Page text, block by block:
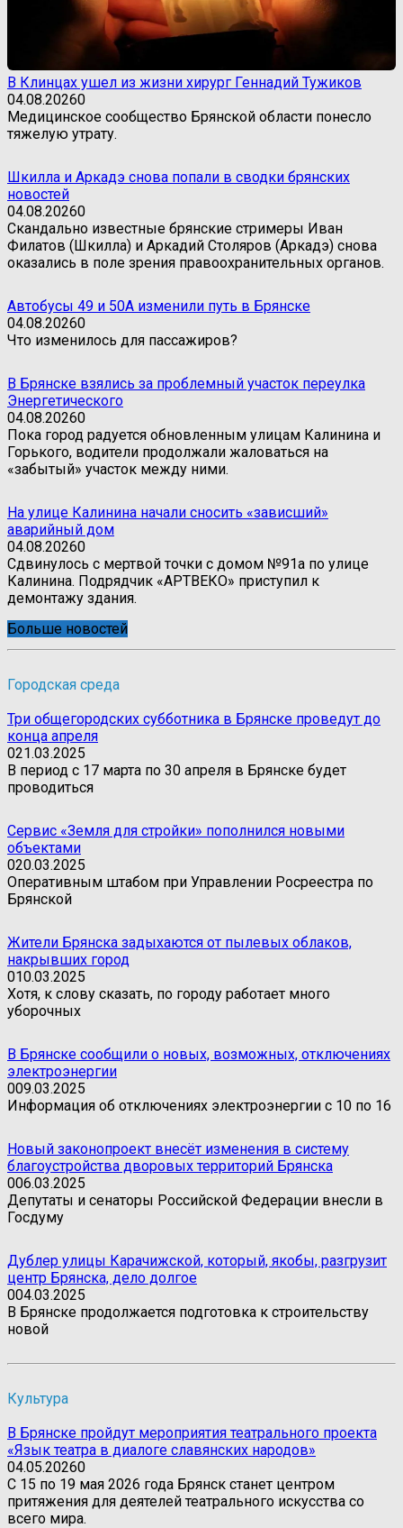
В Клинцах ушел из жизни хирург Геннадий Тужиков
04.08.20260
Медицинское сообщество Брянской области понесло
тяжелую утрату.
Шкилла и Аркадэ снова попали в сводки брянских
новостей
04.08.20260
Скандально известные брянские стримеры Иван
Филатов (Шкилла) и Аркадий Столяров (Аркадэ) снова
оказались в поле зрения правоохранительных органов.
Автобусы 49 и 50А изменили путь в Брянске
04.08.20260
Что изменилось для пассажиров?
В Брянске взялись за проблемный участок переулка
Энергетического
04.08.20260
Пока город радуется обновленным улицам Калинина и
Горького, водители продолжали жаловаться на
«забытый» участок между ними.
На улице Калинина начали сносить «зависший»
аварийный дом
04.08.20260
Сдвинулось с мертвой точки с домом №91а по улице
Калинина. Подрядчик «АРТВЕКО» приступил к
демонтажу здания.
Больше новостей
Городская среда
Три общегородских субботника в Брянске проведут до
конца апреля
021.03.2025
В период с 17 марта по 30 апреля в Брянске будет
проводиться
Сервис «Земля для стройки» пополнился новыми
объектами
020.03.2025
Оперативным штабом при Управлении Росреестра по
Брянской
Жители Брянска задыхаются от пылевых облаков,
накрывших город
010.03.2025
Хотя, к слову сказать, по городу работает много
уборочных
В Брянске сообщили о новых, возможных, отключениях
электроэнергии
009.03.2025
Информация об отключениях электроэнергии с 10 по 16
Новый законопроект внесёт изменения в систему
благоустройства дворовых территорий Брянска
006.03.2025
Депутаты и сенаторы Российской Федерации внесли в
Госдуму
Дублер улицы Карачижской, который, якобы, разгрузит
центр Брянска, дело долгое
004.03.2025
В Брянске продолжается подготовка к строительству
новой
Культура
В Брянске пройдут мероприятия театрального проекта
«Язык театра в диалоге славянских народов»
04.05.20260
С 15 по 19 мая 2026 года Брянск станет центром
притяжения для деятелей театрального искусства со
всего мира.